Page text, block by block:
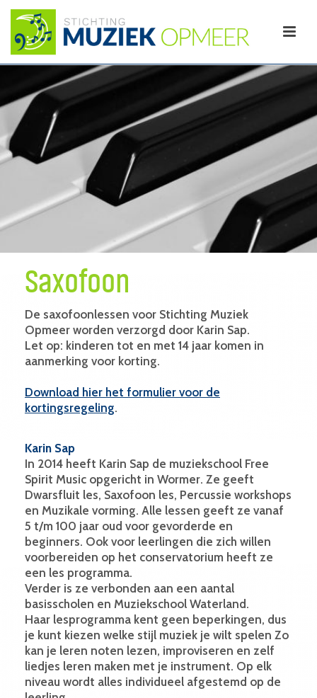
Saxofoon
De saxofoonlessen voor Stichting Muziek
Opmeer worden verzorgd door Karin Sap.
Let op: kinderen tot en met 14 jaar komen in
aanmerking voor korting.
Download hier het formulier voor de
kortingsregeling.
Karin Sap
In 2014 heeft Karin Sap de muziekschool Free
Spirit Music opgericht in Wormer. Ze geeft
Dwarsfluit les, Saxofoon les, Percussie workshops
en Muzikale vorming. Alle lessen geeft ze vanaf
5 t/m 100 jaar oud voor gevorderde en
beginners. Ook voor leerlingen die zich willen
voorbereiden op het conservatorium heeft ze
een les programma.
Verder is ze verbonden aan een aantal
basisscholen en Muziekschool Waterland.
Haar lesprogramma kent geen beperkingen, dus
je kunt kiezen welke stijl muziek je wilt spelen Zo
kan je leren noten lezen, improviseren en zelf
liedjes leren maken met je instrument. Op elk
niveau wordt alles individueel afgestemd op de